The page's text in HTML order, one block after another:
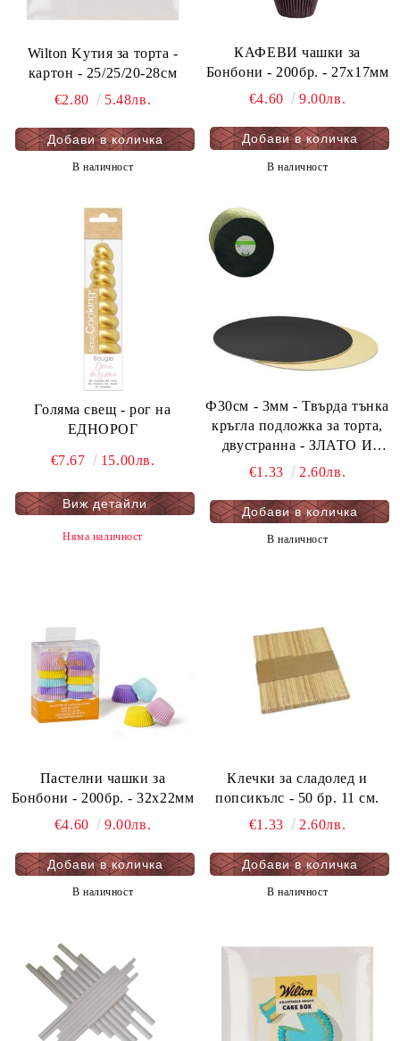
Wilton Kутия за торта -
картон - 25/25/20-28см
€2.80
5.48лв.
В наличност
КАФЕВИ чашки за
Бонбони - 200бр. - 27х17мм
€4.60
9.00лв.
В наличност
Голяма свещ - рог на
ЕДНОРОГ
€7.67 15.00лв.
Виж детайли
Няма наличност
Ф30см - 3мм - Твърда тънка
кръгла подложка за торта,
двустранна - ЗЛАТО И
ЧЕРНО - мукава - 1 бр.
€1.33 2.60лв.
В наличност
Пастелни чашки за
Бонбони - 200бр. - 32х22мм
€4.60
9.00лв.
В наличност
Клечки за сладолед и
попсикълс - 50 бр. 11 см.
€1.33
2.60лв.
В наличност